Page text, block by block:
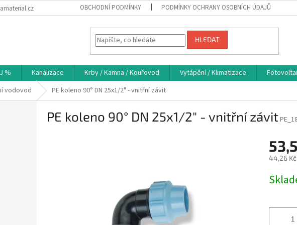
OBCHODNÍ PODMÍNKY PODMÍNKY OCHRANY OSOBNÍCH ÚDAJŮ
HLEDAT
% Kanalizace Krby / Kamna / Kouřovod Vytápění / Klimatizace
vodovod PE koleno 90° DN 25x1/2" - vnitřní závit
PE koleno 90° DN 25x1/2" - vnitřní závitPE_18
44,26
cena: